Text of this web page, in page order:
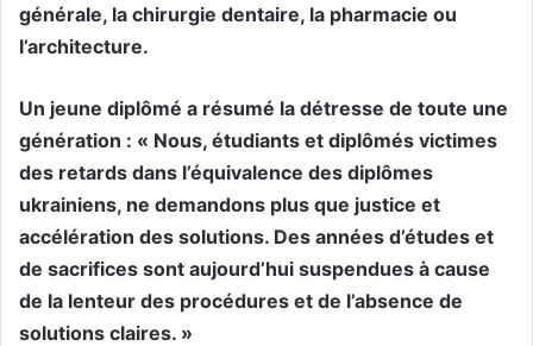
générale, la chirurgie dentaire, la pharmacie ou
l’architecture.
Un jeune diplômé a résumé la détresse de toute une
génération : « Nous, étudiants et diplômés victimes
des retards dans l’équivalence des diplômes
ukrainiens, ne demandons plus que justice et
accélération des solutions. Des années d’études et
de sacrifices sont aujourd’hui suspendues à cause
de la lenteur des procédures et de l’absence de
solutions claires. »